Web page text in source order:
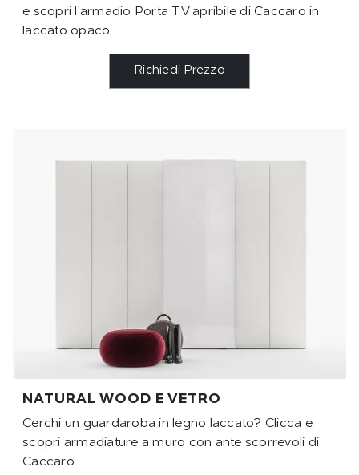
e scopri l'armadio Porta TV apribile di Caccaro in
laccato opaco.
Richiedi Prezzo
NATURAL WOOD E VETRO
Cerchi un guardaroba in legno laccato? Clicca e
scopri armadiature a muro con ante scorrevoli di
Caccaro.